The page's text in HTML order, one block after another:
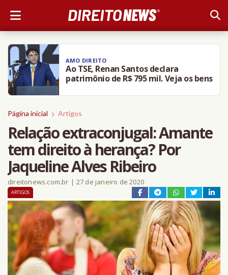
AMO DIREITO
Ao TSE, Renan Santos declara
patrimônio de R$ 795 mil. Veja os bens
Página inicial Artigos
Relação extraconjugal: Amante
tem direito à herança? Por
Jaqueline Alves Ribeiro
direitonews.com.br | 27 de janeiro de 2020
ARTIGOS